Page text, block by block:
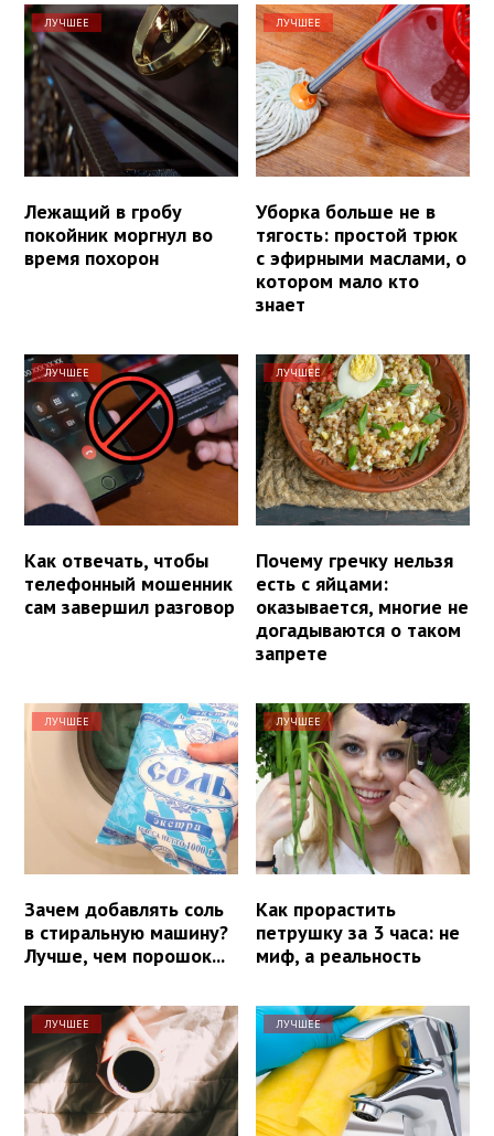
ЛУЧШЕЕ
Лежащий в гробу
покойник моргнул во
время похорон
ЛУЧШЕЕ
Уборка больше не в
тягость: простой трюк
с эфирными маслами, о
котором мало кто
знает
ЛУЧШЕЕ
Как отвечать, чтобы
телефонный мошенник
сам завершил разговор
ЛУЧШЕЕ
Почему гречку нельзя
есть с яйцами:
оказывается, многие не
догадываются о таком
запрете
ЛУЧШЕЕ
Зачем добавлять соль
в стиральную машину?
Лучше, чем порошок...
ЛУЧШЕЕ
Как прорастить
петрушку за 3 часа: не
миф, а реальность
ЛУЧШЕЕ ЛУЧШЕЕ